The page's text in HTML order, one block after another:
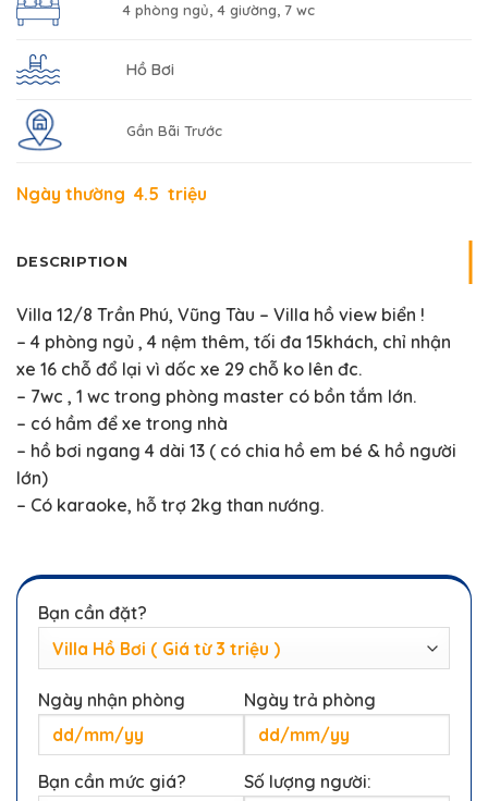
4 phòng ngủ, 4 giường, 7 wc
Hồ Bơi
Gần Bãi Trước
Ngày thường 4.5 triệu
DESCRIPTION
Villa 12/8 Trần Phú, Vũng Tàu – Villa hồ view biển !
– 4 phòng ngủ , 4 nệm thêm, tối đa 15khách, chỉ nhận
xe 16 chỗ đổ lại vì dốc xe 29 chỗ ko lên đc.
– 7wc , 1 wc trong phòng master có bồn tắm lớn.
– có hầm để xe trong nhà
– hồ bơi ngang 4 dài 13 ( có chia hồ em bé & hồ người
lớn)
– Có karaoke, hỗ trợ 2kg than nướng.
Bạn cần đặt?
Ngày nhận phòng Ngày trả phòng
Bạn cần mức giá? Số lượng người: